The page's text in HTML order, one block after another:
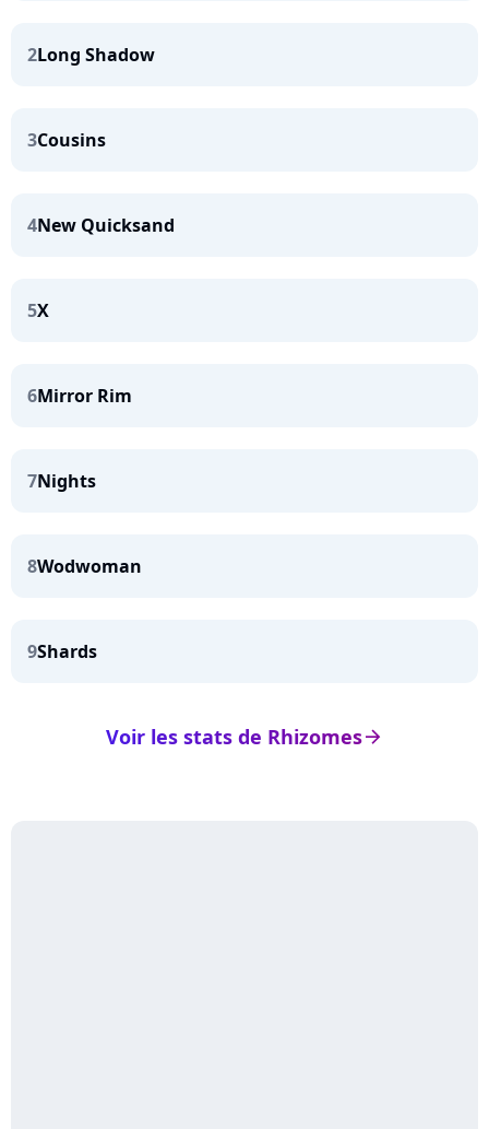
2Long Shadow
3Cousins
4New Quicksand
5X
6Mirror Rim
7Nights
8Wodwoman
9Shards
arrow_right
Voir les stats de Rhizomes